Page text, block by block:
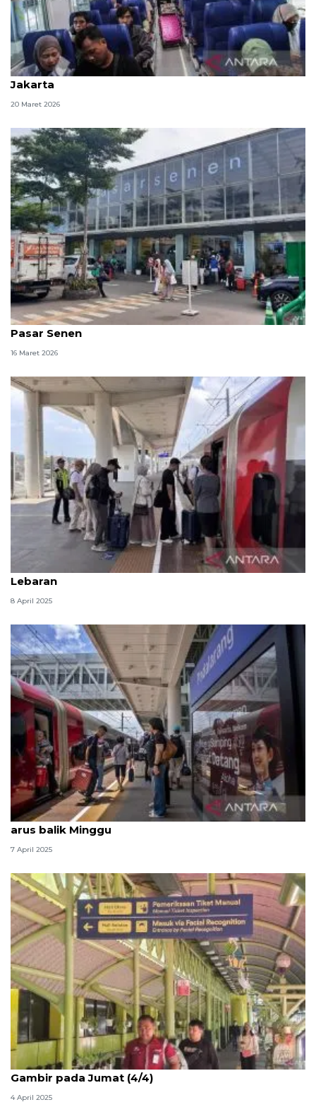
H-1 Lebaran, 50.636 penumpang kereta tinggalkan
Jakarta
20 Maret 2026
23 ribu penumpang kereta berangkat dari Stasiun
Pasar Senen
16 Maret 2026
Whoosh angkut 310 ribu penumpang selama libur
Lebaran
8 April 2025
Penumpang Whoosh tembus 23 ribu pada puncak
arus balik Minggu
7 April 2025
Saat arus balik, 16.700 penumpang KA tiba di
Gambir pada Jumat (4/4)
4 April 2025